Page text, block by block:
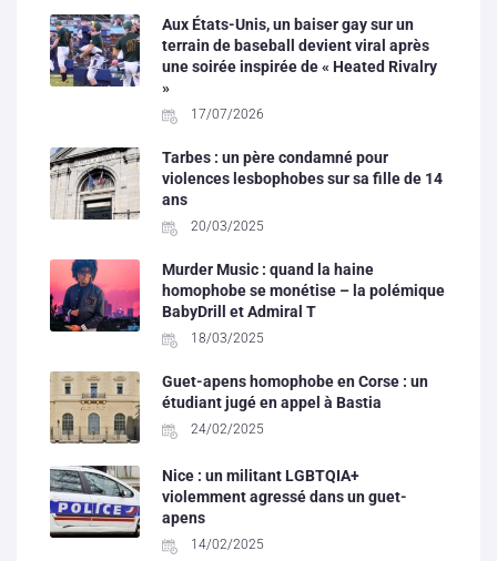
Aux États-Unis, un baiser gay sur un
terrain de baseball devient viral après
une soirée inspirée de « Heated Rivalry
»
17/07/2026
Tarbes : un père condamné pour
violences lesbophobes sur sa fille de 14
ans
20/03/2025
Murder Music : quand la haine
homophobe se monétise – la polémique
BabyDrill et Admiral T
18/03/2025
Guet-apens homophobe en Corse : un
étudiant jugé en appel à Bastia
24/02/2025
Nice : un militant LGBTQIA+
violemment agressé dans un guet-
apens
14/02/2025